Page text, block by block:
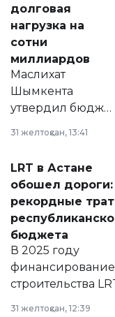
долговая
нагрузка на
сотни
миллиардов
Маслихат
Шымкента
утвердил бюджет
2028 годы.
документ
появился в базе
нормативных
правовых актов и
на сайте маслихат
города.
31 желтоқсан, 13:41
LRT в Астане
обошел дороги:
рекордные
бюджета
В 2025 году
финансирование
строительства
31 желтоқсан, 12:39